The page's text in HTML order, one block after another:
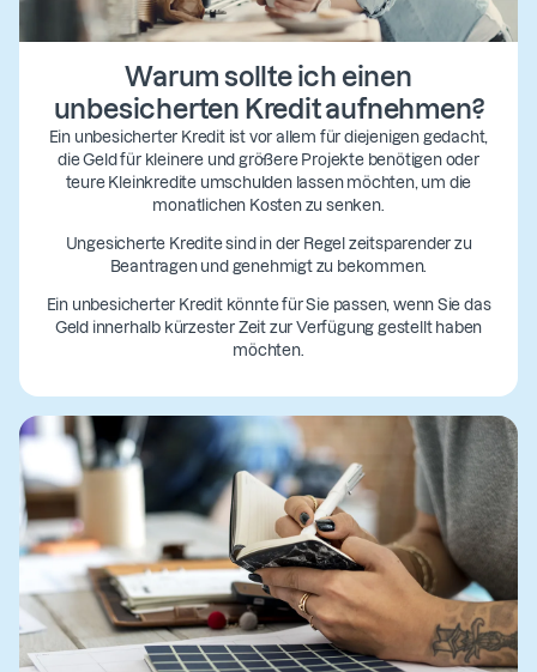
Warum sollte ich einen
unbesicherten Kredit aufnehmen?
Ein unbesicherter Kredit ist vor allem für diejenigen gedacht,
die Geld für kleinere und größere Projekte benötigen oder
teure Kleinkredite umschulden lassen möchten, um die
monatlichen Kosten zu senken.
Ungesicherte Kredite sind in der Regel zeitsparender zu
Beantragen und genehmigt zu bekommen.
Ein unbesicherter Kredit könnte für Sie passen, wenn Sie das
Geld innerhalb kürzester Zeit zur Verfügung gestellt haben
möchten.